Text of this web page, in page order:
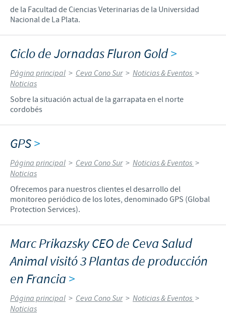
de la Facultad de Ciencias Veterinarias de la Universidad
Nacional de La Plata.
Ciclo de Jornadas Fluron Gold>
Página principal > Ceva Cono Sur > Noticias & Eventos >
Noticias
Sobre la situación actual de la garrapata en el norte
cordobés
GPS>
Página principal > Ceva Cono Sur > Noticias & Eventos >
Noticias
Ofrecemos para nuestros clientes el desarrollo del
monitoreo periódico de los lotes, denominado GPS (Global
Protection Services).
Marc Prikazsky CEO de Ceva Salud
Animal visitó 3 Plantas de producción
en Francia >
Página principal > Ceva Cono Sur > Noticias & Eventos >
Noticias